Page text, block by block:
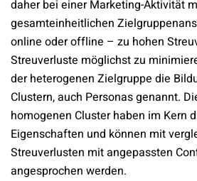
daher bei einer Marketing-Aktivität
gesamteinheitlichen
online oder offline – zu hohen
Streuverluste möglichst zu
der heterogenen Zielgruppe die
Clustern, auch Personas genannt.
homogenen Cluster haben im Kern
Eigenschaften und können mit
Streuverlusten mit angepassten
angesprochen werden.